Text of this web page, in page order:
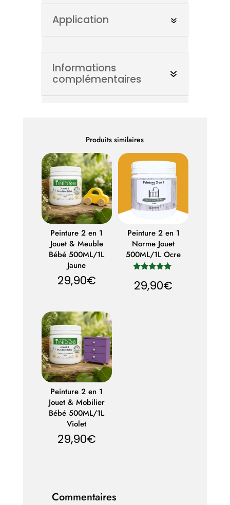
Application
Informations
complémentaires
Produits similaires
Peinture 2 en 1
Jouet & Meuble
Bébé 500ML/1L
Jaune
29,90€
Peinture 2 en 1
Norme Jouet
500ML/1L Ocre
5.00
sur 5
29,90€
Peinture 2 en 1
Jouet & Mobilier
Bébé 500ML/1L
Violet
29,90€
Commentaires